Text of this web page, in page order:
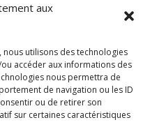
aux
utilisons des technologies
accéder aux informations des
nous permettra de
de navigation ou les ID
ou de retirer son
sur certaines caractéristiques